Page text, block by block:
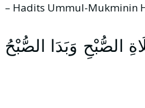
الصُّبْحِ وَبَدَا الصُّبْحُ